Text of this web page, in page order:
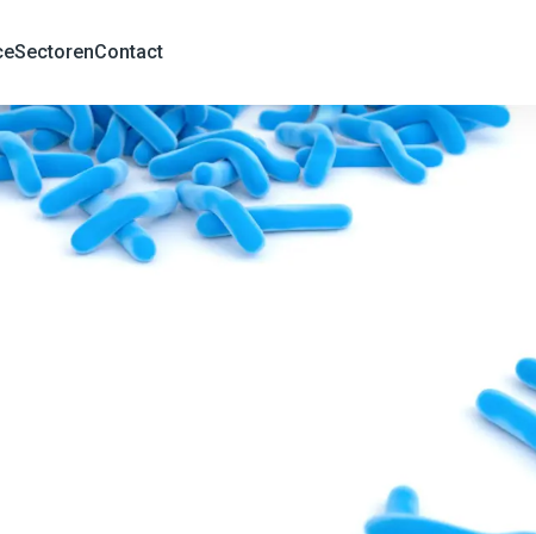
SectorenContact
aan informatie om u te helpen bij het kiezen